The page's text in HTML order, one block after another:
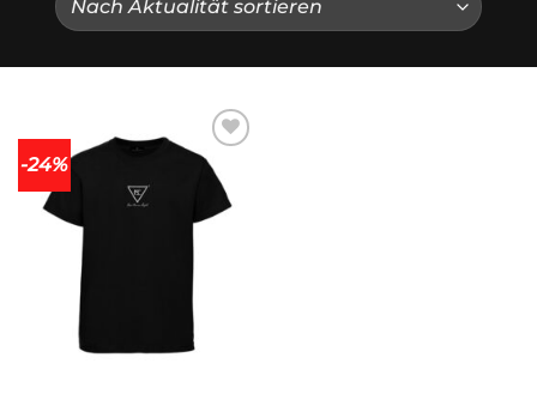
-24%
Add to
wishlist